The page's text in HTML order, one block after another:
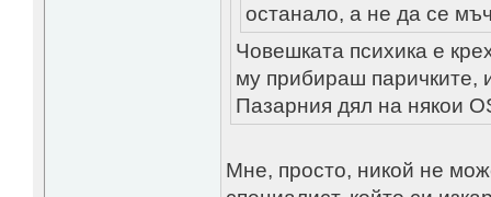
останало, а не да се
Човешката психика е
му прибираш паричките,
Пазарния дял на някои
Мне, просто, никой не